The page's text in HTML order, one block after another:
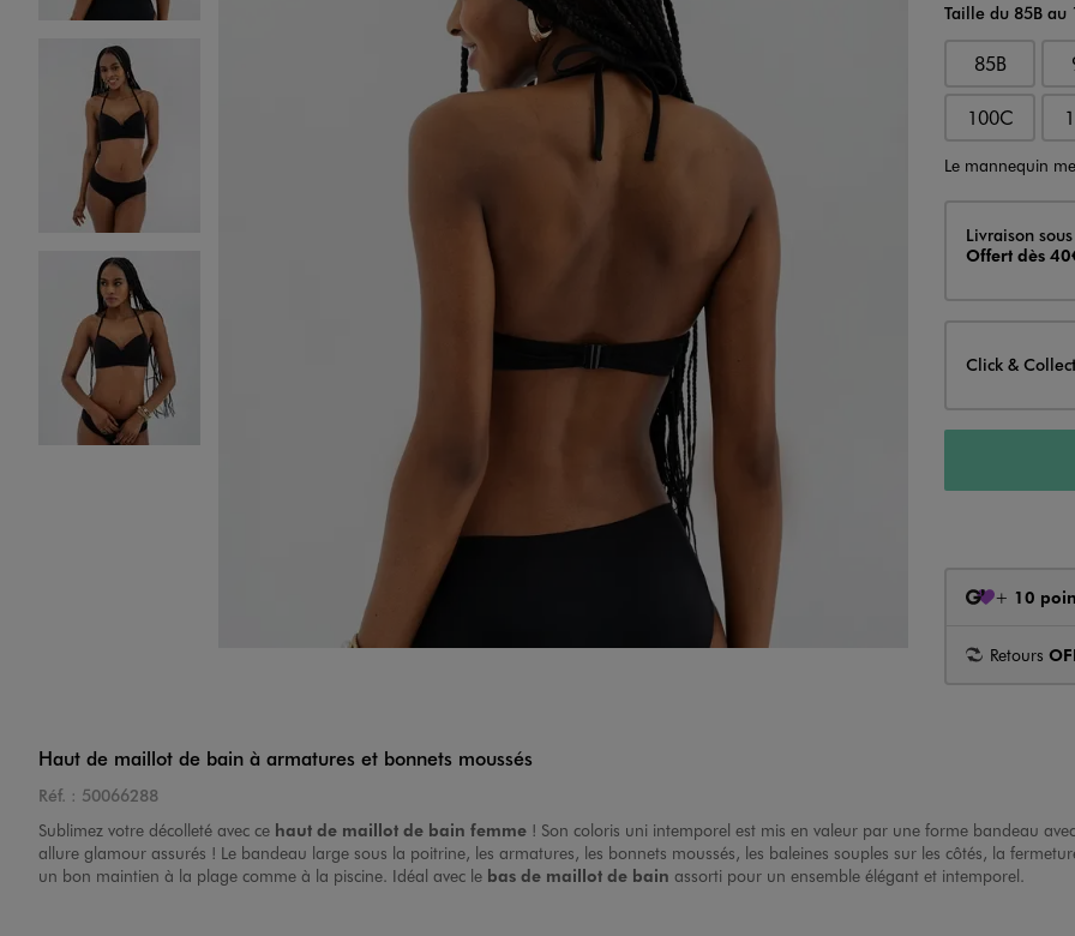
Image 1 sur 3
Image 2 sur 3
Image 3 sur 3
Taille du 85B au
85B
100C
Le mannequin
Livraison
Livraison
Offert dès
Click &
+ 10
Retours
Haut de maillot de bain à armatures et bonnets moussés
Réf. : 50066288
Sublimez votre décolleté avec ce haut de maillot de bain femme ! Son coloris uni intemporel est mis en valeur par une forme bandeau
allure glamour assurés ! Le bandeau large sous la poitrine, les armatures, les bonnets moussés, les baleines souples sur les côtés, la
un bon maintien à la plage comme à la piscine. Idéal avec le bas de maillot de bain assorti pour un ensemble élégant et intemporel.